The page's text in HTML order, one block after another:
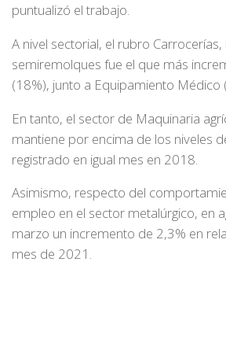
puntualizó el trabajo.
A nivel sectorial, el rubro
semiremolques fue el que más
(18%), junto a Equipamiento Médico
En tanto, el sector de Maquinaria
mantiene por encima de los niveles
registrado en igual mes en 2018.
Asimismo, respecto del
empleo en el sector metalúrgico, en
marzo un incremento de 2,3% en
mes de 2021.